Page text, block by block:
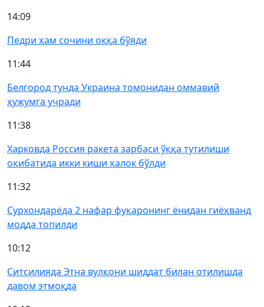
14:09
Педри ҳам сочини оққа бўяди
11:44
Белгород тунда Украина томонидан оммавий
ҳужумга учради
11:38
Харковда Россия ракета зарбаси ўққа тутилиши
оқибатида икки киши ҳалок бўлди
11:32
Сурхондарёда 2 нафар фуқаронинг ёнидан гиёҳванд
модда топилди
10:12
Ситсилияда Этна вулқони шиддат билан отилишда
давом этмоқда